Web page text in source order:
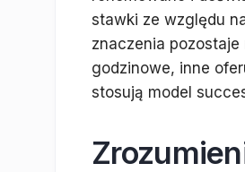
stawki ze względu
znaczenia
godzinowe, inne
stosują model